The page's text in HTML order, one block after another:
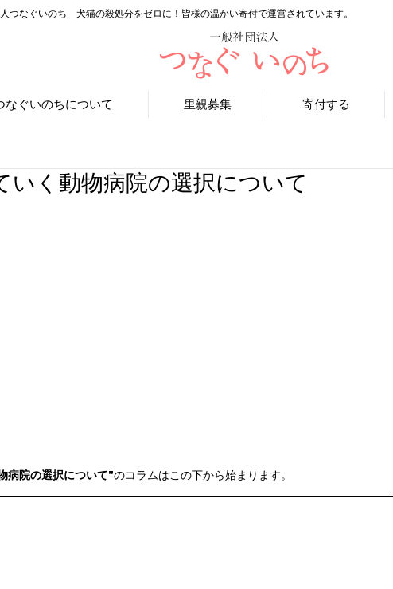
なぐいのち 犬猫の殺処分をゼロに！皆様の温かい寄付で運営されています。
なぐいのちについて 里親募集 寄付する
いく動物病院の選択について
病院の選択について”のコラムはこの下から始まります。